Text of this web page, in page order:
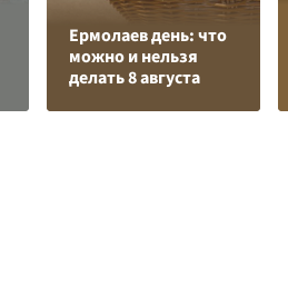
Ермолаев день: что
можно и нельзя
делать 8 августа